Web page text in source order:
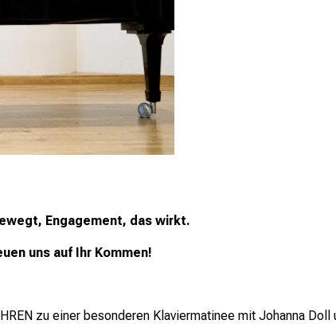
Engagement, das wirkt.
uns auf Ihr Kommen!
zu einer besonderen Klaviermatinee mit Johanna